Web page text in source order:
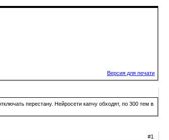
Версия для печати
перестану. Нейросети капчу обходят, по 300 тем в
#1